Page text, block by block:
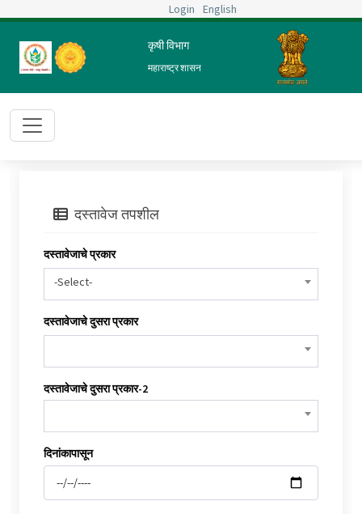
Login English
कृषी विभाग
महाराष्ट्र शासन
दस्तावेज तपशील
दस्तावेजाचे प्रकार
-Select-
दस्तावेजाचे दुसरा प्रकार
दस्तावेजाचे दुसरा प्रकार-2
दिनांकापासून